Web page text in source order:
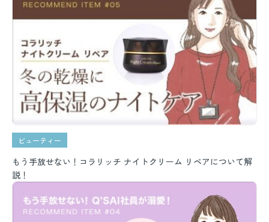
ビューティー
もう手放せない！コラリッチ ナイトクリーム リペアについて解
説！